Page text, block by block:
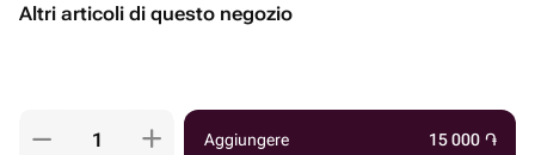
Altri articoli di questo negozio
Aggiungere 15 000 ֏